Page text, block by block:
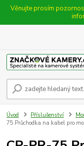
Věnujte prosím
Úvod Příslušenství
75 Průchodka na kabel pro